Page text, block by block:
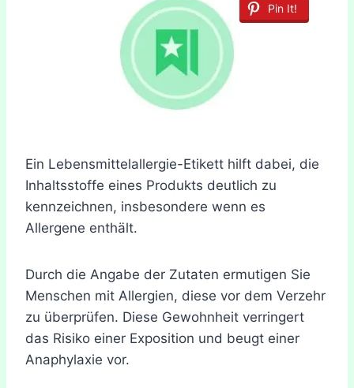
Pin It!
Ein Lebensmittelallergie-Etikett hilft dabei, die
Inhaltsstoffe eines Produkts deutlich zu
kennzeichnen, insbesondere wenn es
Allergene enthält.
Durch die Angabe der Zutaten ermutigen Sie
Menschen mit Allergien, diese vor dem Verzehr
zu überprüfen. Diese Gewohnheit verringert
das Risiko einer Exposition und beugt einer
Anaphylaxie vor.